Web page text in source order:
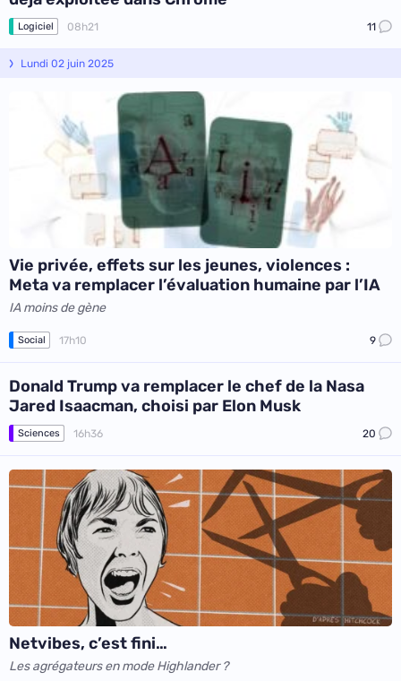
Logiciel 08h21 11
Lundi 02 juin 2025
Vie privée, effets sur les jeunes, violences :
Meta va remplacer l’évaluation humaine par l’IA
IA moins de gène
Social 17h10 9
Donald Trump va remplacer le chef de la Nasa
Jared Isaacman, choisi par Elon Musk
Sciences 16h36 20
Netvibes, c’est fini…
Les agrégateurs en mode Highlander ?